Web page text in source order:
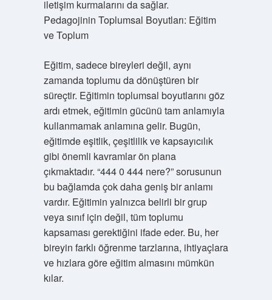
iletişim kurmalarını da sağlar.
Pedagojinin Toplumsal Boyutları: Eğitim
ve Toplum
Eğitim, sadece bireyleri değil, aynı
zamanda toplumu da dönüştüren bir
süreçtir. Eğitimin toplumsal boyutlarını göz
ardı etmek, eğitimin gücünü tam anlamıyla
kullanmamak anlamına gelir. Bugün,
eğitimde eşitlik, çeşitlilik ve kapsayıcılık
gibi önemli kavramlar ön plana
çıkmaktadır. “444 0 444 nere?” sorusunun
bu bağlamda çok daha geniş bir anlamı
vardır. Eğitimin yalnızca belirli bir grup
veya sınıf için değil, tüm toplumu
kapsaması gerektiğini ifade eder. Bu, her
bireyin farklı öğrenme tarzlarına, ihtiyaçlara
ve hızlara göre eğitim almasını mümkün
kılar.